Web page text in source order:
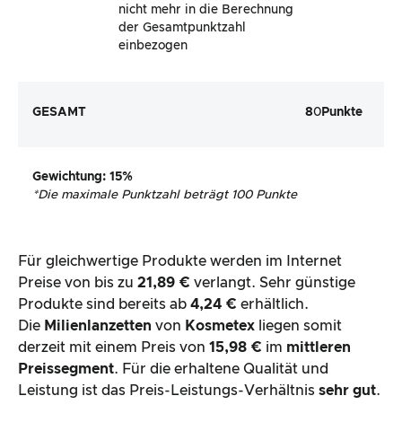
nicht mehr in die Berechnung
der Gesamtpunktzahl
einbezogen
GESAMT 80 Punkte
Gewichtung: 15%
*Die maximale Punktzahl beträgt 100 Punkte
Für gleichwertige Produkte werden im Internet
Preise von bis zu 21,89 € verlangt. Sehr günstige
Produkte sind bereits ab 4,24 € erhältlich.
Die Milienlanzetten von Kosmetex liegen somit
derzeit mit einem Preis von 15,98 € im mittleren
Preissegment. Für die erhaltene Qualität und
Leistung ist das Preis-Leistungs-Verhältnis sehr gut.